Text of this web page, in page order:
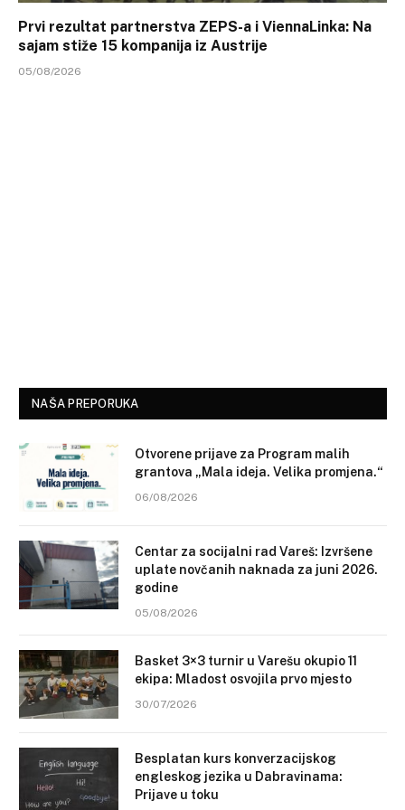
Prvi rezultat partnerstva ZEPS-a i ViennaLinka: Na
sajam stiže 15 kompanija iz Austrije
05/08/2026
NAŠA PREPORUKA
Otvorene prijave za Program malih
grantova „Mala ideja. Velika promjena.“
06/08/2026
Centar za socijalni rad Vareš: Izvršene
uplate novčanih naknada za juni 2026.
godine
05/08/2026
Basket 3×3 turnir u Varešu okupio 11
ekipa: Mladost osvojila prvo mjesto
30/07/2026
Besplatan kurs konverzacijskog
engleskog jezika u Dabravinama:
Prijave u toku